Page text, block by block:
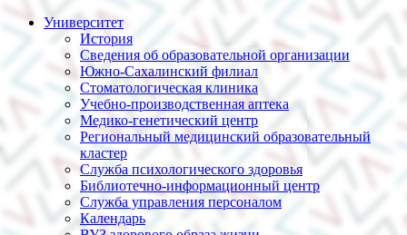
Университет
История
Сведения об образовательной организации
Южно-Сахалинский филиал
Стоматологическая клиника
Учебно-производственная аптека
Медико-генетический центр
Региональный медицинский образовательный
кластер
Служба психологического здоровья
Библиотечно-информационный центр
Служба управления персоналом
Календарь